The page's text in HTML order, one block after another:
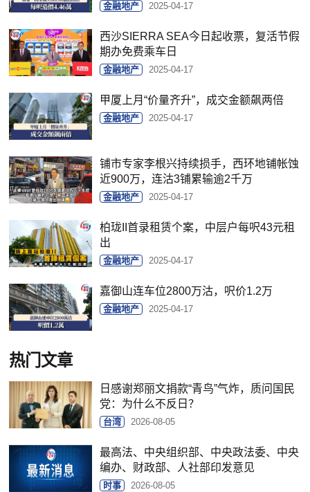
金融地产 2025-04-17
西沙SIERRA SEA今日起收票，复活节假
期办免费乘车日
金融地产 2025-04-17
甲厦上月“价量齐升”，成交金额飙两倍
金融地产 2025-04-17
铺市专家李根兴持续损手，西环地铺帐蚀
近900万，连沽3铺累输逾2千万
金融地产 2025-04-17
柏珑II首录租赁个案，中层户每呎43元租
出
金融地产 2025-04-17
嘉御山连车位2800万沽，呎价1.2万
金融地产 2025-04-17
热门文章
日感谢郑丽文捐款“青鸟”气炸，质问国民
党：为什么不反日？
台湾 2026-08-05
最高法、中央组织部、中央政法委、中央
编办、财政部、人社部印发意见
时事 2026-08-05